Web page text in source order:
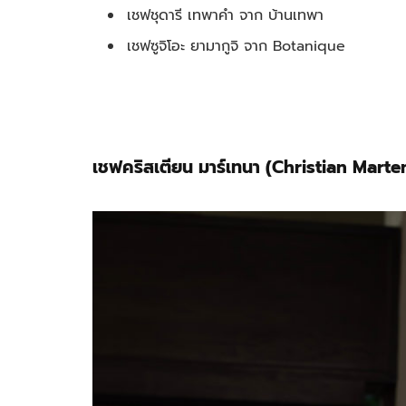
เชฟชุดารี เทพาคำ จาก บ้านเทพา
เชฟซูจิโอะ ยามากูจิ จาก Botanique
เชฟคริสเตียน มาร์เทนา (Christian